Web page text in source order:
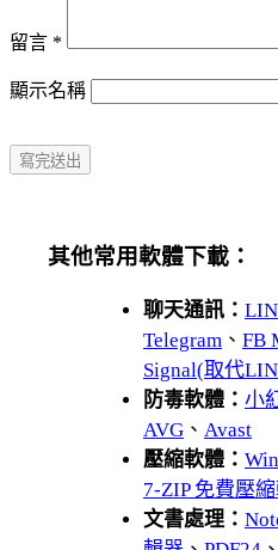
留言 *
顯示名稱
其他常用軟體下載：
聊天通訊：
Telegram 、 FB
Signal(取代
防毒軟體： 小
AVG 、 Avast
壓縮軟體：
7-ZIP 免費壓
文書處理：